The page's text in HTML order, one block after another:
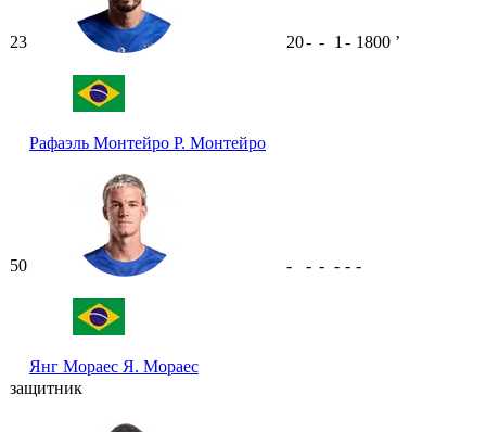
23
Рафаэль Монтейро Р. Монтейро
20- - 1 - 1800 ʼ
50
Янг Мораес Я. Мораес
- - - - - -
защитник